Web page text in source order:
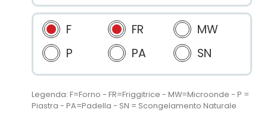
F FR
MW
P
PA SN
Legenda: F=Forno - FR=Friggitrice - MW=Microonde - P =
Piastra - PA=Padella - SN = Scongelamento Naturale